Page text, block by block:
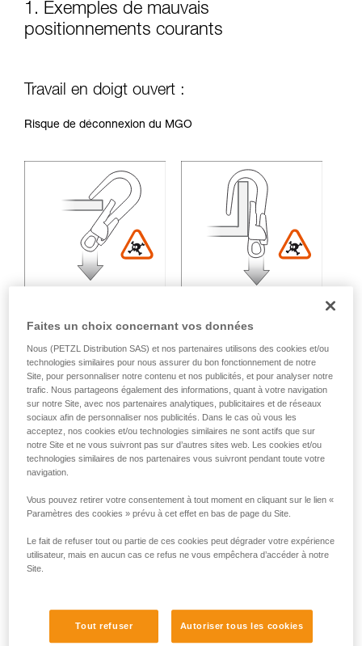
1. Exemples de mauvais
positionnements courants
Travail en doigt ouvert :
Risque de déconnexion du MGO
Charge multidirectionnelle :
Perte de résistance variable en fonction de l'angle entre les
axes d'effort.
Faites un choix concernant vos données
Nous (PETZL Distribution SAS) et nos partenaires utilisons des cookies et/ou
technologies similaires pour nous assurer du bon fonctionnement de notre
Site, pour personnaliser notre contenu et nos publicités, et pour analyser notre
trafic. Nous partageons également des informations, quant à votre navigation
sur notre Site, avec nos partenaires analytiques, publicitaires et de réseaux
sociaux afin de personnaliser nos publicités. Dans le cas où vous les
acceptez, nos cookies et/ou technologies similaires ne sont actifs que sur
notre Site et ne vous suivront pas sur d’autres sites web. Les cookies et/ou
technologies similaires de nos partenaires vous suivront pendant toute votre
navigation.
Vous pouvez retirer votre consentement à tout moment en cliquant sur le lien «
Paramètres des cookies » prévu à cet effet en bas de page du Site.
Le fait de refuser tout ou partie de ces cookies peut dégrader votre expérience
utilisateur, mais en aucun cas ce refus ne vous empêchera d’accéder à notre
Site.
Tout refuser Autoriser tous les cookies